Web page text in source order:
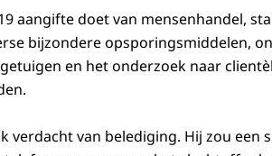
aangifte doet van mensenhandel,
bijzondere opsporingsmiddelen,
en het onderzoek naar
verdacht van belediging. Hij zou een